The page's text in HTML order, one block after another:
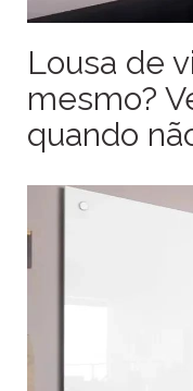
Lousa de
mesmo?
quando